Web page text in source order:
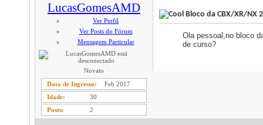
LucasGomesAMD
Ver Perfil
Ver Posts do Fórum
Mensagem Particular
Novato
Data de Ingresso
Feb 2017
Idade
30
Posts
2
Bloco da CBX/XR/NX
Ola pessoal,no bloco
de curso?